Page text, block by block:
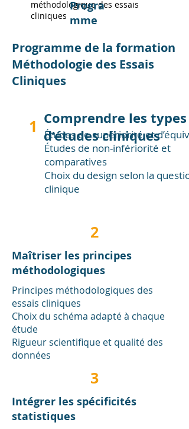
méthodologique des essais
cliniques
Progra
mme
Programme de la formation
Méthodologie des Essais
Cliniques
1 Comprendre les types
d’études cliniques
Études de supériorité et
Études de non-infériorité et
comparatives
Choix du design selon la
clinique
2
Maîtriser les principes
méthodologiques
Principes méthodologiques des
essais cliniques
Choix du schéma adapté à chaque
étude
Rigueur scientifique et qualité des
données
3
Intégrer les spécificités
statistiques